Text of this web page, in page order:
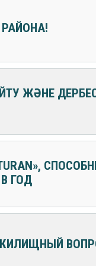
ЖӘНЕ
ГОД